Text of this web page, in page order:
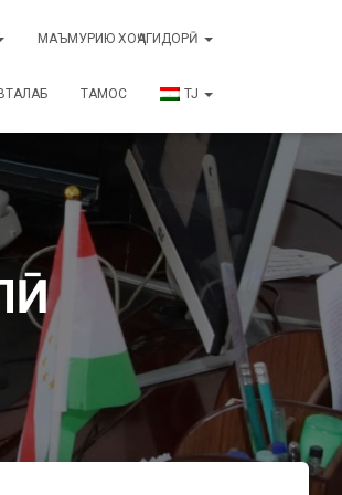
МАЪМУРИЮ ХОҶАГИДОРӢ
ТАМОС TJ